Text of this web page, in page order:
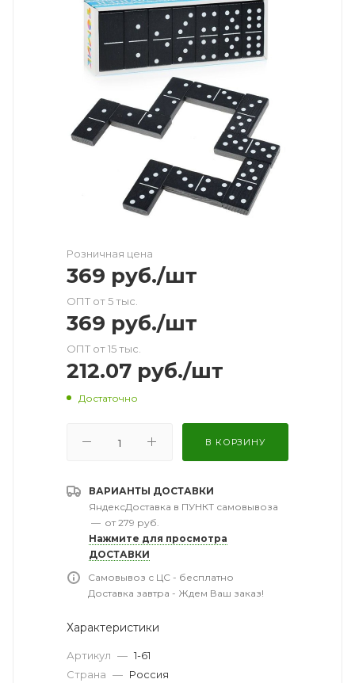
Розничная цена
369 руб./шт
ОПТ от 5 тыс.
369 руб./шт
ОПТ от 15 тыс.
212.07 руб./шт
Достаточно
В КОРЗИНУ
ВАРИАНТЫ ДОСТАВКИ
ЯндексДоставка в ПУНКТ самовывоза
— от 279 руб.
Нажмите для просмотра
ДОСТАВКИ
Самовывоз с ЦС - бесплатно
Доставка завтра - Ждем Ваш заказ!
Характеристики
Артикул — 1-61
Страна — Россия